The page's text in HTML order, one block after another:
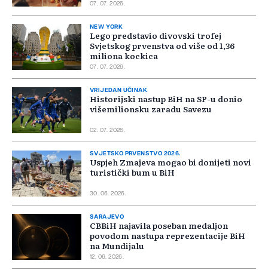
07. 07. 2026.
NEW YORK
Lego predstavio divovski trofej
Svjetskog prvenstva od više od 1,36
miliona kockica
07. 07. 2026.
VRIJEDAN UČINAK
Historijski nastup BiH na SP-u donio
višemilionsku zaradu Savezu
02. 07. 2026.
SVJETSKO PRVENSTVO 2026.
Uspjeh Zmajeva mogao bi donijeti novi
turistički bum u BiH
30. 06. 2026.
SARAJEVO
CBBiH najavila poseban medaljon
povodom nastupa reprezentacije BiH
na Mundijalu
12. 06. 2026.